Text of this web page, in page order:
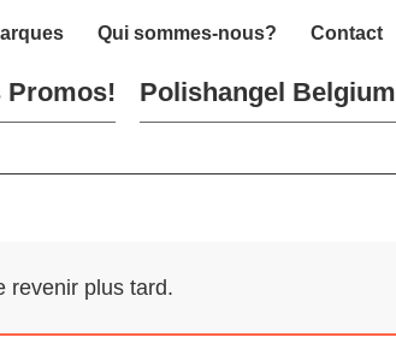
Qui sommes-nous? Contact
Promos! Polishangel Belgium
revenir plus tard.